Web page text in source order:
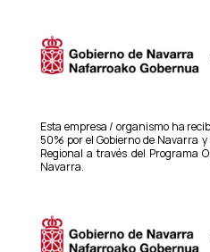
Esta empresa / organismo ha
50% por el Gobierno de Navarra
Regional a través del Programa
Navarra.